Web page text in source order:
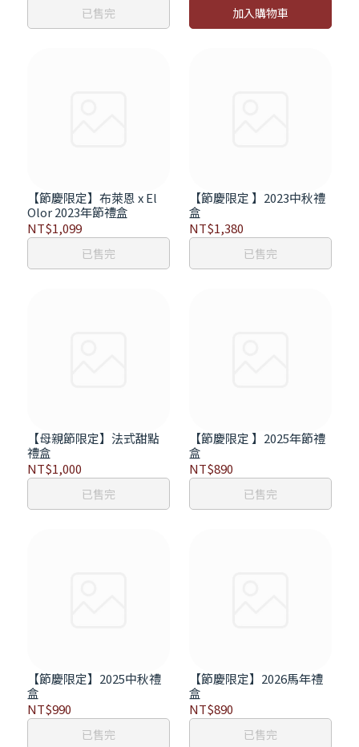
已售完 加入購物車
【節慶限定】布萊恩 x El
Olor 2023年節禮盒
NT$1,099
已售完
【節慶限定 】2023中秋禮
盒
NT$1,380
已售完
【母親節限定】法式甜點
禮盒
NT$1,000
已售完
【節慶限定 】2025年節禮
盒
NT$890
已售完
【節慶限定】2025中秋禮
盒
NT$990
已售完
【節慶限定】2026馬年禮
盒
NT$890
已售完